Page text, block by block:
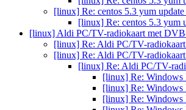
[linux] Re: centos 5.3 yum
[linux] Re: centos 5.3 yum
[linux] Aldi PC/TV-radiokaart met
[linux] Re: Aldi PC/TV-
[linux] Re: Aldi PC/TV-
[linux] Re: Aldi PC/TV-
[linux] Re: Windows
[linux] Re: Windows
[linux] Re: Windows